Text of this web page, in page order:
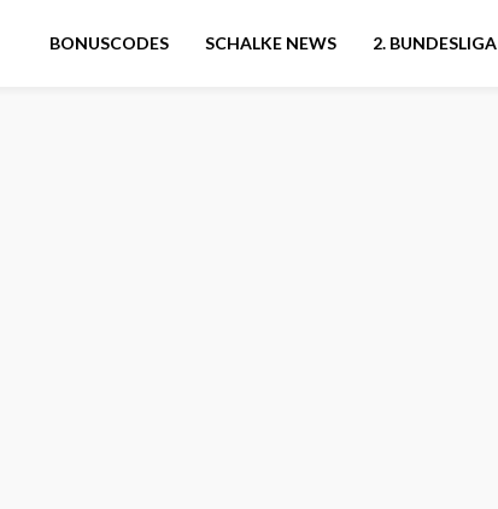
BONUSCODES SCHALKE NEWS 2. BUNDESLIGA